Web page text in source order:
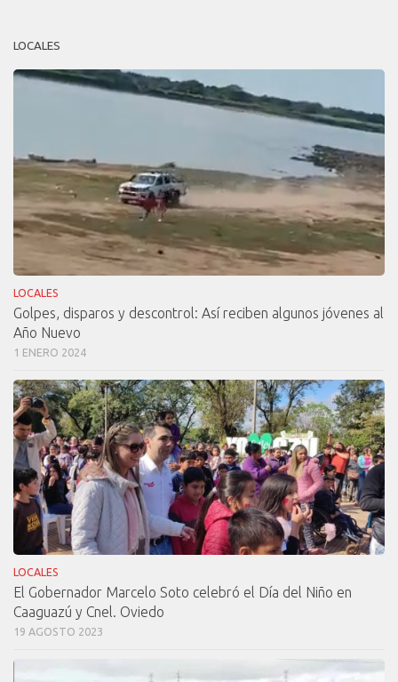
LOCALES
LOCALES
Golpes, disparos y descontrol: Así reciben algunos jóvenes al
Año Nuevo
1 ENERO 2024
LOCALES
El Gobernador Marcelo Soto celebró el Día del Niño en
Caaguazú y Cnel. Oviedo
19 AGOSTO 2023